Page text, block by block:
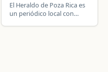
El Heraldo de Poza Rica es
un periódico local con